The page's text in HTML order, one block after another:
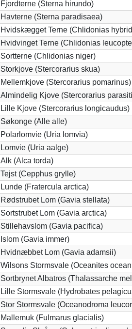
Fjordterne (Sterna hirundo)
Havterne (Sterna paradisaea)
Hvidskægget Terne (Chlidonias
Hvidvinget Terne (Chlidonias
Sortterne (Chlidonias niger)
Storkjove (Stercorarius skua)
Mellemkjove (Stercorarius pomarinus)
Almindelig Kjove (Stercorarius
Lille Kjove (Stercorarius longicaudus)
Søkonge (Alle alle)
Polarlomvie (Uria lomvia)
Lomvie (Uria aalge)
Alk (Alca torda)
Tejst (Cepphus grylle)
Lunde (Fratercula arctica)
Rødstrubet Lom (Gavia stellata)
Sortstrubet Lom (Gavia arctica)
Stillehavslom (Gavia pacifica)
Islom (Gavia immer)
Hvidnæbbet Lom (Gavia adamsii)
Wilsons Stormsvale (Oceanites
Sortbrynet Albatros (Thalassarche
Lille Stormsvale (Hydrobates
Stor Stormsvale (Oceanodroma
Mallemuk (Fulmarus glacialis)